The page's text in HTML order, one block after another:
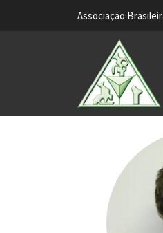
Associação